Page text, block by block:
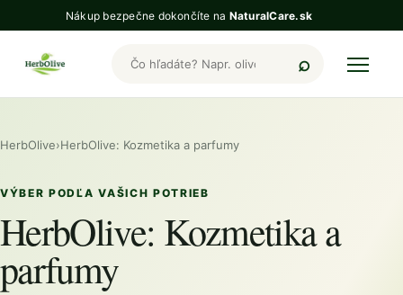
Nákup bezpečne dokončíte na NaturalCare.sk
Hľadať produkty HerbOlive
HerbOlive›HerbOlive: Kozmetika a parfumy
VÝBER PODĽA VAŠICH POTRIEB
HerbOlive: Kozmetika a
parfumy